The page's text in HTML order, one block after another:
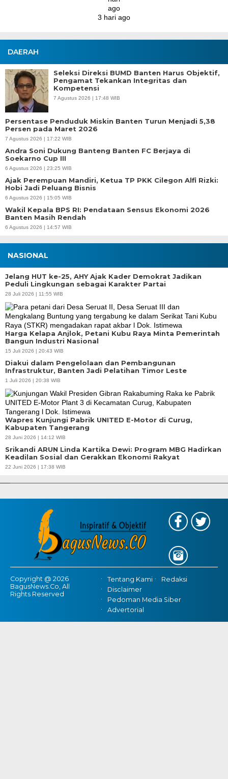
DAERAH
Seleksi Direksi BUMD Banten Harus Objektif,
Pengamat Tekankan Integritas dan
Kompetensi
7 Agustus 2026 | 17:48 WIB
Persentase Penduduk Miskin Banten Turun Menjadi 5,38
Persen pada Maret 2026
7 Agustus 2026 | 17:22 WIB
Andra Soni Dukung Banteng Banten FC Berjaya di
Soekarno Cup III
6 Agustus 2026 | 23:25 WIB
Ajak Perempuan Mandiri, Ketua TP PKK Cilegon Alfi Rizki:
Hobi Jadi Peluang Bisnis
6 Agustus 2026 | 15:05 WIB
Wakil Kepala BPS RI: Pendataan Sensus Ekonomi 2026
Banten Masih Rendah
6 Agustus 2026 | 14:57 WIB
NASIONAL
Jelang HUT ke-25, AHY Ajak Kader Demokrat Jadikan
Peduli Lingkungan sebagai Karakter Partai
28 Juli 2026 | 11:55 WIB
Harga Kelapa Anjlok, Petani Kubu Raya Minta Pemerintah
Bangun Industri Nasional
15 Juli 2026 | 20:43 WIB
Diakui dalam Pengelolaan dan Pembangunan
Infrastruktur, Banten Jadi Pelatihan Timor Leste
1 Juli 2026 | 20:38 WIB
Wapres Kunjungi Pabrik UNITED E-Motor di Curug,
Kabupaten Tangerang
28 Juni 2026 | 14:12 WIB
Srikandi ARUN Linda Kartika Dewi: Program MBG Hadirkan
Keadilan Sosial dan Gerakkan Ekonomi Rakyat
22 Juni 2026 | 17:38 WIB
APBD Tahun 2025 Anggarkan Rp200 Miliar | Program Makan Bergizi
Copyright @ 2026
BagusNews.Co, All
Rights Reserved
Tentang Kami
Redaksi
Disclaimer
Pedoman Media Siber
Advertorial